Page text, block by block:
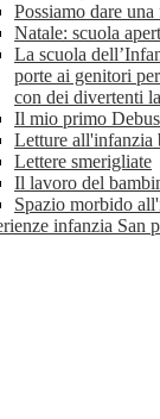
Possiamo dare
Natale: scuola
La scuola
porte ai genitori
con dei divertenti
Il mio primo
Letture all'infanzia
Lettere smerigliate
Il lavoro del
Spazio morbido
infanzia San